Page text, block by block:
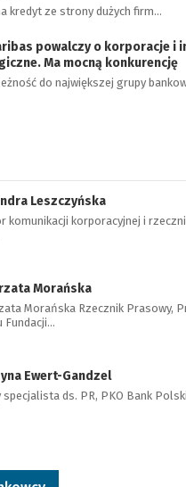
kredyt ze strony dużych firm…
powalczy o korporacje i
Ma mocną konkurencję
do największej grupy
Leszczyńska
komunikacji korporacyjnej i
Morańska
Morańska Rzecznik Prasowy,
Fundacji…
Ewert-Gandzel
ds. PR, PKO Bank